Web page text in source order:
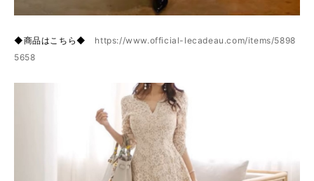
◆商品はこちら◆ https://www.official-lecadeau.com/items/5898
5658